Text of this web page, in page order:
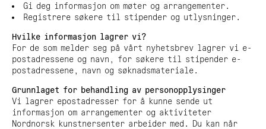
Gi deg informasjon om møter og arrangementer.
Registrere søkere til stipender og utlysninger.
Hvilke informasjon lagrer vi?
For de som melder seg på vårt nyhetsbrev lagrer vi e-
postadressene og navn, for søkere til stipender e-
postadressene, navn og søknadsmateriale.
Grunnlaget for behandling av personopplysinger
Vi lagrer epostadresser for å kunne sende ut
informasjon om arrangementer og aktiviteter
Nordnorsk kunstnersenter arbeider med. Du kan når